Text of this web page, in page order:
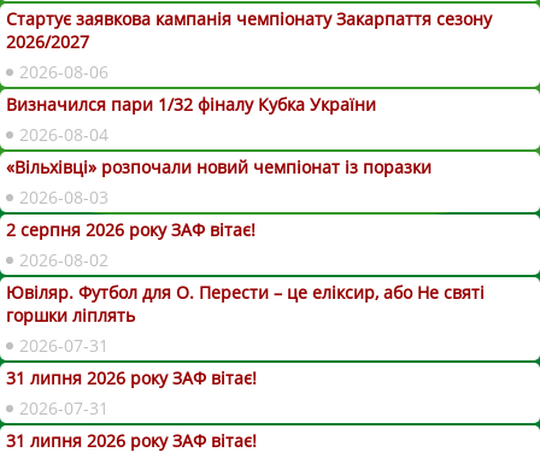
Стартує заявкова кампанія чемпіонату Закарпаття сезону
2026/2027
2026-08-06
Визначился пари 1/32 фіналу Кубка України
2026-08-04
«Вільхівці» розпочали новий чемпіонат із поразки
2026-08-03
2 серпня 2026 року ЗАФ вітає!
2026-08-02
Ювіляр. Футбол для О. Перести – це еліксир, або Не святі
горшки ліплять
2026-07-31
31 липня 2026 року ЗАФ вітає!
2026-07-31
31 липня 2026 року ЗАФ вітає!